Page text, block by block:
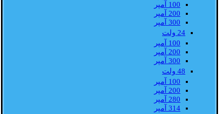
100 آمپر
200 آمپر
300 آمپر
24 ولت
100 آمپر
200 آمپر
300 آمپر
48 ولت
100 آمپر
200 آمپر
280 آمپر
314 آمپر